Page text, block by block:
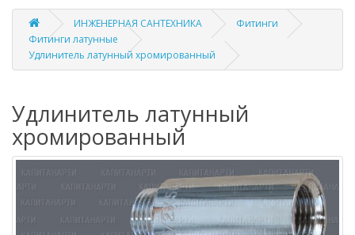
ИНЖЕНЕРНАЯ САНТЕХНИКА
Фитинги
Фитинги латунные
Удлинитель латунный хромированный
Удлинитель латунный
хромированный